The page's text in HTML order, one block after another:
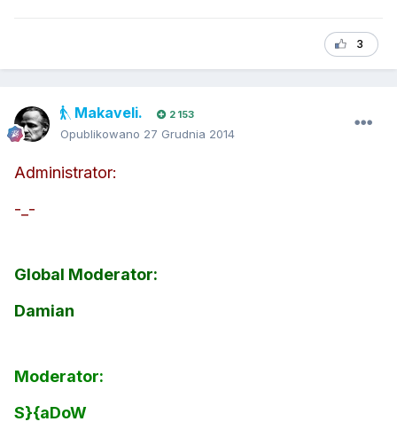
3
Makaveli. 2 153
Opublikowano 27 Grudnia 2014
Administrator:
-_-
Global Moderator:
Damian
Moderator:
S}{aDoW